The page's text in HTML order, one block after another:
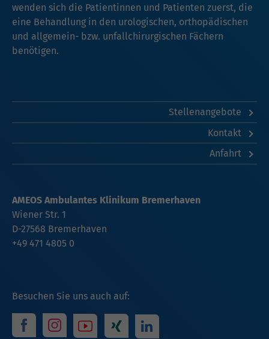
wenden sich die Patientinnen und Patienten zuerst, die
eine Behandlung in den urologischen, orthopädischen
und allgemein- bzw. unfallchirurgischen Fächern
benötigen.
Stellenangebote
Kontakt
Anfahrt
Besuchen Sie uns auch auf:
AMEOS Ambulantes Klinikum Bremerhaven
Wiener Str. 1
D-27568 Bremerhaven
+49 471 4805 0